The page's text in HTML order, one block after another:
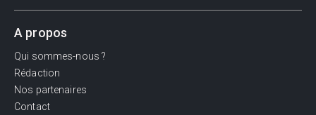
A propos
Qui sommes-nous ?
Rédaction
Nos partenaires
Contact